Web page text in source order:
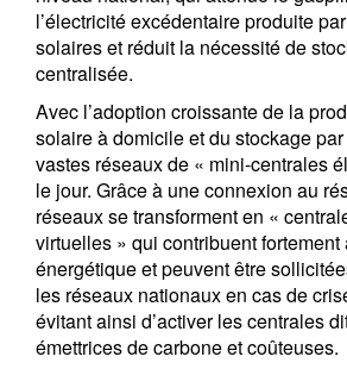
l’électricité excédentaire produite
solaires et réduit la nécessité de
centralisée.
Avec l’adoption croissante de la
solaire à domicile et du stockage
vastes réseaux de « mini-centrales
le jour. Grâce à une connexion au
réseaux se transforment en «
virtuelles » qui contribuent fortement
énergétique et peuvent être
les réseaux nationaux en cas de
évitant ainsi d’activer les centrales
émettrices de carbone et coûteuses.